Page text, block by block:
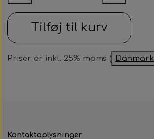
Om huset
Hjertestarteren
Besøg af kildebakken
Fastelavnsfest
Generalforsamling
Fotograf
Tilføj til kurv
Priser er inkl. 25% moms ( Danmark
Kontaktoplysninger